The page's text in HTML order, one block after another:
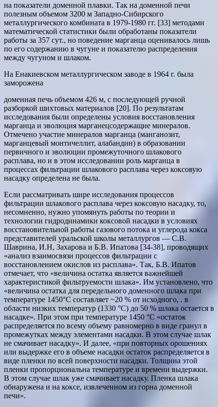
на показатели доменной плавки. Так на доменной печи
полезным объемом 3200 м Западно-Сибирского
металлургического комбината в 1979-1980 гг. [33] методами
математической статистики были обработаны показатели
работы за 357 сут., но поведение марганца оценивалось лишь
по его содержанию в чугуне и показателю распределения
между чугуном и шлаком.
На Енакиевском металлургическом заводе в 1964 г. была
заморожена
доменная печь объемом 426 м, с последующей ручной
разборкой шихтовых материалов [20]. По результатам
исследования были определены условия восстановления
марганца и эволюция марганецсодержащие минералов.
Отмечено участие минералов марганца (манганозит,
марганцевый монтичеллит, алабандин) в образовании
первичного и эволюции промежуточного шлакового
расплава, но и в этом исследовании роль марганца в
процессах фильтрации шлакового расплава через коксовую
насадку определена не была.
Если рассматривать шире исследования процессов
фильтрации шлакового расплава через коксовую насадку, то,
несомненно, нужно упомянуть работы по теории и
технологии гидродинамики коксовой насадки в условиях
восстановительной работы газового потока и углерода кокса
представителей уральской школы металлургов — C.B.
Шаврина, И.Н, Захарова и Б.В. Ипатова [34-38], проводящих
«анализ взаимосвязи процессов фильтрации с
восстановлением окислов из расплава». Так, Б.В. Ипатов
отмечает, что «величина остатка является важнейшей
характеристикой фильтруемости шлака». Им установлено, что
«величина остатка для передельного доменного шлака при
температуре 1450°С составляет ~20 % от исходного, . в
области низких температур (1330 °С) до 50 % шлака остается в
насадке». При этом при температуре 1450 °С «остаток
распределяется по всему объему равномерно в виде гранул в
промежутках между элементами насадки. В этом случае шлак
не смачивает насадку». И далее, «при повторных орошениях
или выдержке его в объеме насадки остаток распределяется в
виде пленки по всей поверхности насадки. Толщина этой
пленки пропорциональна температуре и времени выдержки.
В этом случае шлак уже смачивает насадку. Пленка шлака
обнаружена и на коксе, извлеченном из горна доменной
печи».